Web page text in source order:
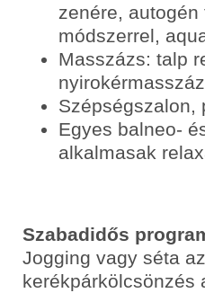
zenére,
módszerrel,
Masszázs: talp
Szépségszalon,
Egyes balneo-
alkalmasak
Szabadidős
Jogging vagy séta
kerékpárkölcsönzés